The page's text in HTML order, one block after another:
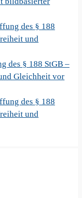
des § 188
und
des § 188 StGB –
Gleichheit vor
des § 188
und